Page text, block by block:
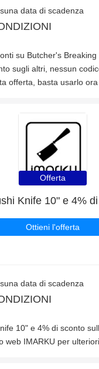
data di scadenza
su Butcher's
sugli altri, nessun
offerta, basta usarlo ora
Offerta
Ottieni l'offerta
data di scadenza
10" e 4% di sconto
web IMARKU per